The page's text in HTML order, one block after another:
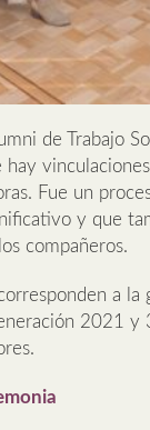
de Trabajo
hay
Fue un
y que
compañeros.
a la
2021 y